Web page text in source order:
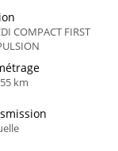
COMPACT FIRST
km